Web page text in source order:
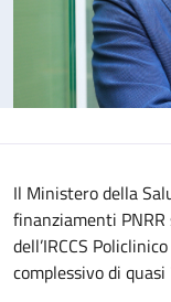
Il Ministero della
finanziamenti
dell’IRCCS
complessivo di